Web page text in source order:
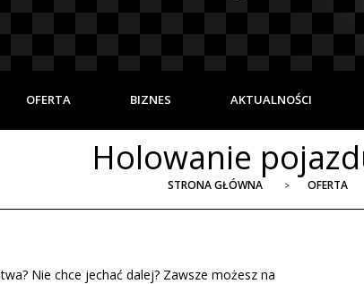
OFERTA BIZNES AKTUALNOŚCI
Holowanie
STRONA GŁÓWNA OFERTA
Nie chce jechać dalej? Zawsze możesz na